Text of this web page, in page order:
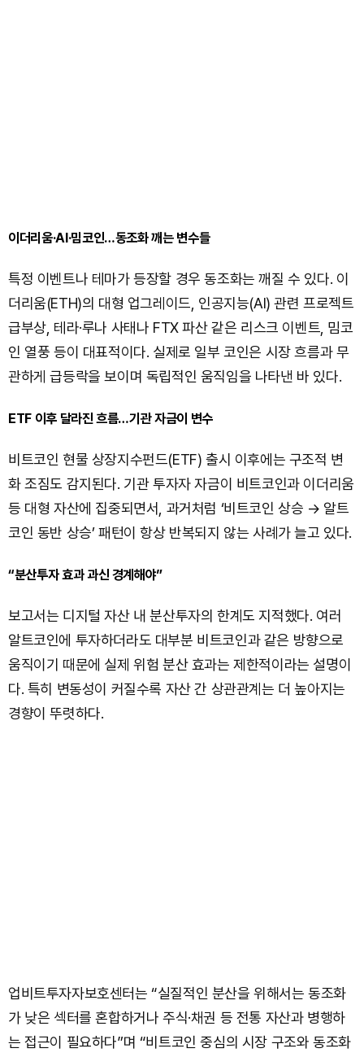
이더리움·AI·밈코인…동조화 깨는 변수들
특정 이벤트나 테마가 등장할 경우 동조화는 깨질 수 있다. 이
더리움(ETH)의 대형 업그레이드, 인공지능(AI) 관련 프로젝트
급부상, 테라·루나 사태나 FTX 파산 같은 리스크 이벤트, 밈코
인 열풍 등이 대표적이다. 실제로 일부 코인은 시장 흐름과 무
관하게 급등락을 보이며 독립적인 움직임을 나타낸 바 있다.
ETF 이후 달라진 흐름…기관 자금이 변수
비트코인 현물 상장지수펀드(ETF) 출시 이후에는 구조적 변
화 조짐도 감지된다. 기관 투자자 자금이 비트코인과 이더리움
등 대형 자산에 집중되면서, 과거처럼 ‘비트코인 상승 → 알트
코인 동반 상승’ 패턴이 항상 반복되지 않는 사례가 늘고 있다.
“분산투자 효과 과신 경계해야”
보고서는 디지털 자산 내 분산투자의 한계도 지적했다. 여러
알트코인에 투자하더라도 대부분 비트코인과 같은 방향으로
움직이기 때문에 실제 위험 분산 효과는 제한적이라는 설명이
다. 특히 변동성이 커질수록 자산 간 상관관계는 더 높아지는
경향이 뚜렷하다.
업비트투자자보호센터는 “실질적인 분산을 위해서는 동조화
가 낮은 섹터를 혼합하거나 주식·채권 등 전통 자산과 병행하
는 접근이 필요하다”며 “비트코인 중심의 시장 구조와 동조화